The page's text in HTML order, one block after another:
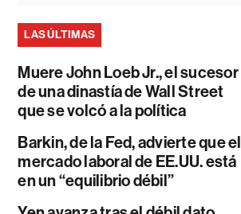
LAS ÚLTIMAS
Muere John Loeb Jr., el sucesor
de una dinastía de Wall Street
que se volcó a la política
Barkin, de la Fed, advierte que el
mercado laboral de EE.UU. está
en un “equilibrio débil”